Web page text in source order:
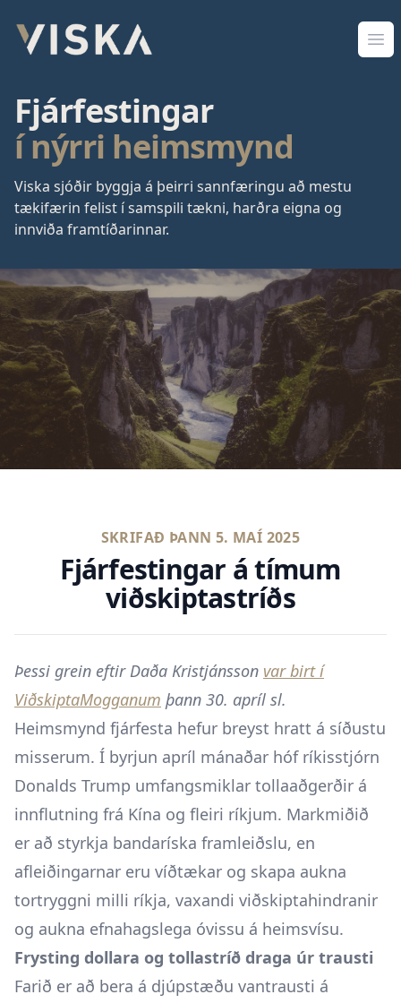
Viska Sjóðir
Fjárfestingar
í nýrri heimsmynd
Viska sjóðir byggja á þeirri sannfæringu að mestu
tækifærin felist í samspili tækni, harðra eigna og
innviða framtíðarinnar.
SKRIFAÐ ÞANN 5. MAÍ 2025
Fjárfestingar á tímum
viðskiptastríðs
Þessi grein eftir Daða Kristjánsson var birt í
ViðskiptaMogganum þann 30. apríl sl.
Heimsmynd fjárfesta hefur breyst hratt á síðustu
misserum. Í byrjun apríl mánaðar hóf ríkisstjórn
Donalds Trump umfangsmiklar tollaaðgerðir á
innflutning frá Kína og fleiri ríkjum. Markmiðið
er að styrkja bandaríska framleiðslu, en
afleiðingarnar eru víðtækar og skapa aukna
tortryggni milli ríkja, vaxandi viðskiptahindranir
og aukna efnahagslega óvissu á heimsvísu.
Frysting dollara og tollastríð draga úr trausti
Farið er að bera á djúpstæðu vantrausti á